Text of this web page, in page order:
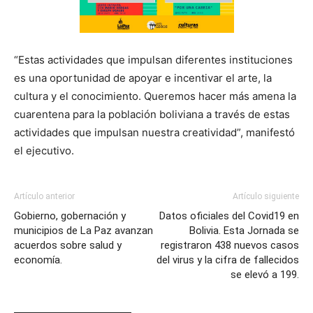
“Estas actividades que impulsan diferentes instituciones
es una oportunidad de apoyar e incentivar el arte, la
cultura y el conocimiento. Queremos hacer más amena la
cuarentena para la población boliviana a través de estas
actividades que impulsan nuestra creatividad”, manifestó
el ejecutivo.
Artículo anterior
Gobierno, gobernación y
municipios de La Paz avanzan
acuerdos sobre salud y
economía.
Artículo siguiente
Datos oficiales del Covid19 en
Bolivia. Esta Jornada se
registraron 438 nuevos casos
del virus y la cifra de fallecidos
se elevó a 199.